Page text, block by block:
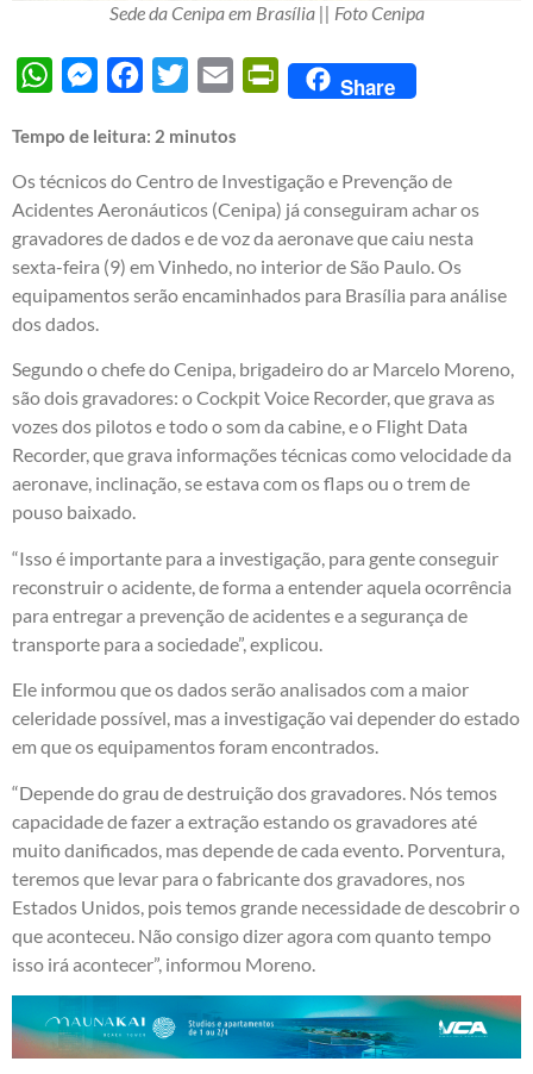
Sede da Cenipa em Brasília || Foto Cenipa
WhatsAppMessengerFacebook
Twitter Email PrintFriendly
Share
Tempo de leitura: 2 minutos
Os técnicos do Centro de Investigação e Prevenção de
Acidentes Aeronáuticos (Cenipa) já conseguiram achar os
gravadores de dados e de voz da aeronave que caiu nesta
sexta-feira (9) em Vinhedo, no interior de São Paulo. Os
equipamentos serão encaminhados para Brasília para análise
dos dados.
Segundo o chefe do Cenipa, brigadeiro do ar Marcelo Moreno,
são dois gravadores: o Cockpit Voice Recorder, que grava as
vozes dos pilotos e todo o som da cabine, e o Flight Data
Recorder, que grava informações técnicas como velocidade da
aeronave, inclinação, se estava com os flaps ou o trem de
pouso baixado.
“Isso é importante para a investigação, para gente conseguir
reconstruir o acidente, de forma a entender aquela ocorrência
para entregar a prevenção de acidentes e a segurança de
transporte para a sociedade”, explicou.
Ele informou que os dados serão analisados com a maior
celeridade possível, mas a investigação vai depender do estado
em que os equipamentos foram encontrados.
“Depende do grau de destruição dos gravadores. Nós temos
capacidade de fazer a extração estando os gravadores até
muito danificados, mas depende de cada evento. Porventura,
teremos que levar para o fabricante dos gravadores, nos
Estados Unidos, pois temos grande necessidade de descobrir o
que aconteceu. Não consigo dizer agora com quanto tempo
isso irá acontecer”, informou Moreno.